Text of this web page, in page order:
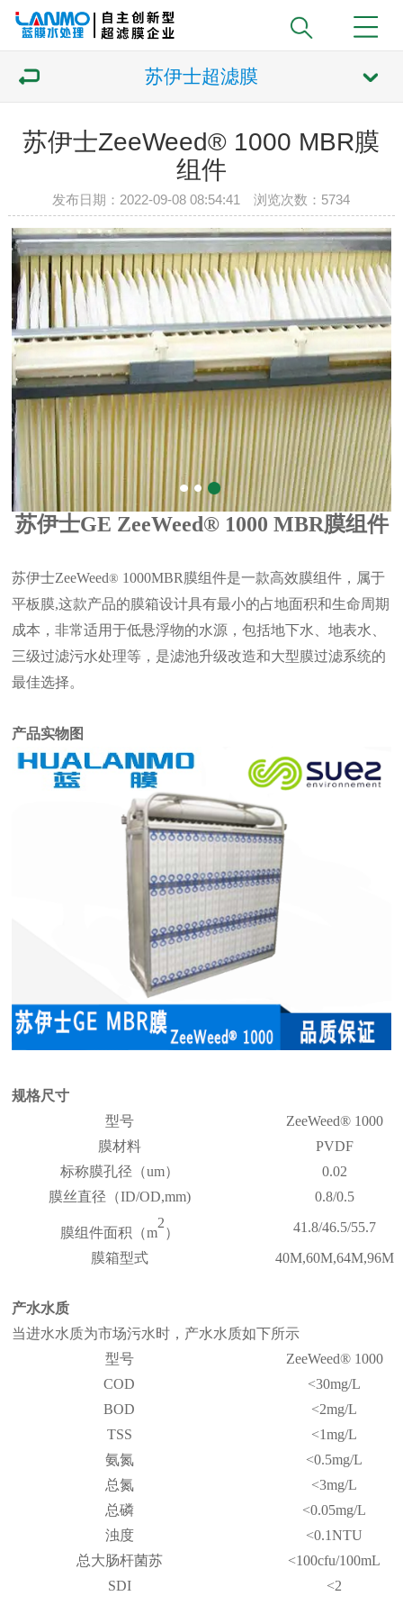
苏伊士超滤膜
苏伊士ZeeWeed® 1000 MBR膜
组件
发布日期：2022-09-08 08:54:41 浏览次数： 5734
苏伊士GE ZeeWeed® 1000 MBR膜组件
苏伊士ZeeWeed® 1000MBR膜组件是一款高效膜组件，属于
平板膜,这款产品的膜箱设计具有最小的占地面积和生命周期
成本，非常适用于低悬浮物的水源，包括地下水、地表水、
三级过滤污水处理等，是滤池升级改造和大型膜过滤系统的
最佳选择。
产品实物图
规格尺寸
型号
ZeeWeed® 1000
膜材料
PVDF
标称膜孔径（um）
0.02
膜丝直径（ID/OD,mm)
0.8/0.5
膜组件面积（m
2
）
41.8/46.5/55.7
膜箱型式
40M,60M,64M,96M
产水水质
当进水水质为市场污水时，产水水质如下所示
型号
ZeeWeed® 1000
COD
<30mg/L
BOD
<2mg/L
TSS
<1mg/L
氨氮
<0.5mg/L
总氮
<3mg/L
总磷
<0.05mg/L
浊度
<0.1NTU
总大肠杆菌苏
<100cfu/100mL
SDI
<2